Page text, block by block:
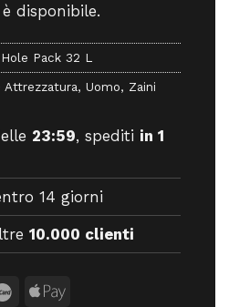
disponibile.
Pack 32 L
Attrezzatura, Uomo, Zaini
23:59, spediti in 1
14 giorni
10.000 clienti